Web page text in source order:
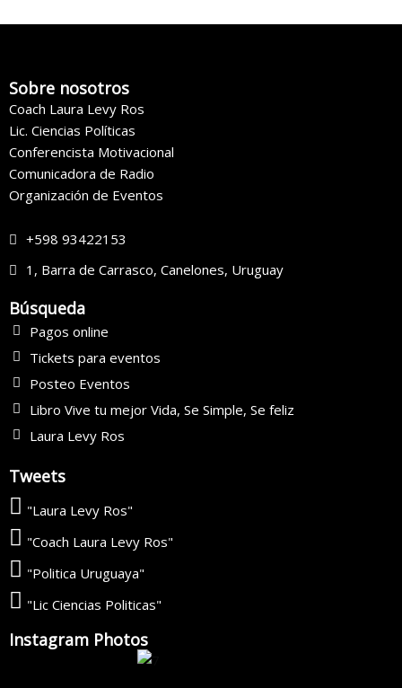
Sobre nosotros
Coach Laura Levy Ros
Lic. Ciencias Políticas
Conferencista Motivacional
Comunicadora de Radio
Organización de Eventos
+598 93422153
1, Barra de Carrasco, Canelones, Uruguay
Búsqueda
Pagos online
Tickets para eventos
Posteo Eventos
Libro Vive tu mejor Vida, Se Simple, Se feliz
Laura Levy Ros
Tweets
"Laura Levy Ros"
"Coach Laura Levy Ros"
"Politica Uruguaya"
"Lic Ciencias Politicas"
Instagram Photos